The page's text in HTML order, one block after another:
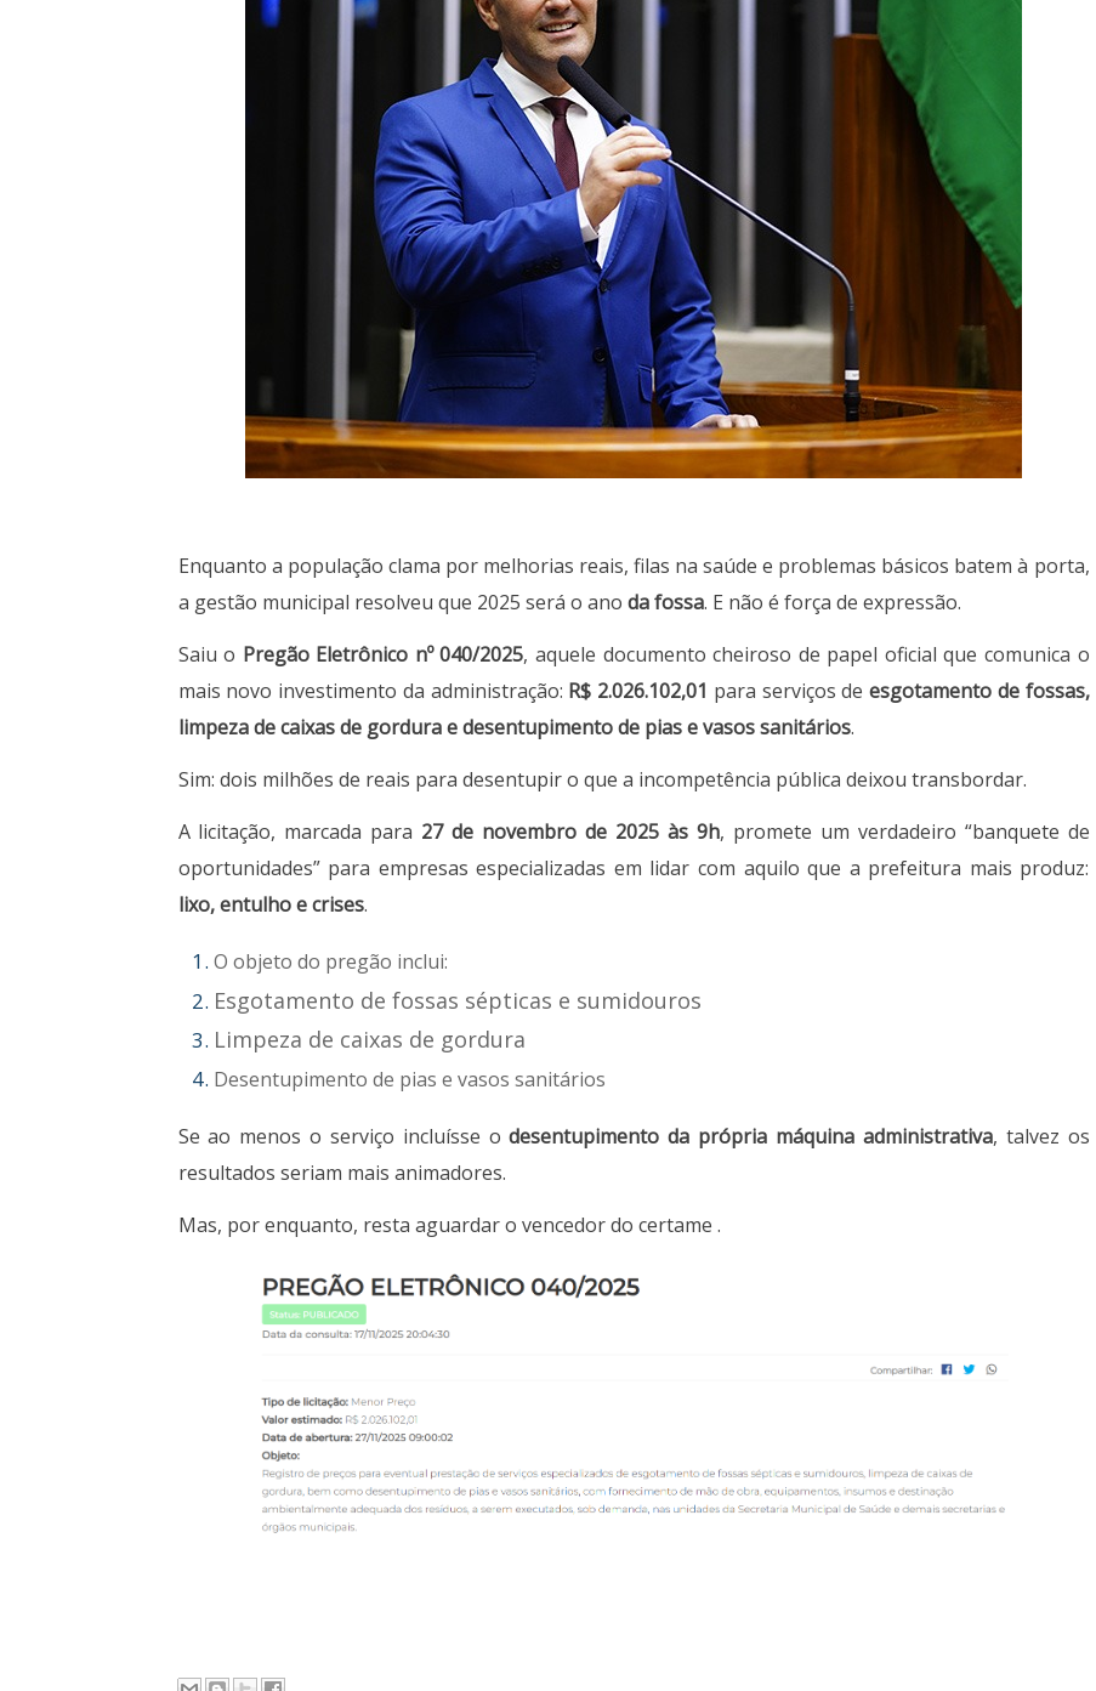
Enquanto a população clama por melhorias reais, filas na saúde e problemas básicos batem à porta,
a gestão municipal resolveu que 2025 será o ano da fossa. E não é força de expressão.
Saiu o Pregão Eletrônico nº 040/2025, aquele documento cheiroso de papel oficial que comunica o
mais novo investimento da administração: R$ 2.026.102,01 para serviços de esgotamento de fossas,
limpeza de caixas de gordura e desentupimento de pias e vasos sanitários.
Sim: dois milhões de reais para desentupir o que a incompetência pública deixou transbordar.
A licitação, marcada para 27 de novembro de 2025 às 9h, promete um verdadeiro “banquete de
oportunidades” para empresas especializadas em lidar com aquilo que a prefeitura mais produz:
lixo, entulho e crises.
O objeto do pregão inclui:
Esgotamento de fossas sépticas e sumidouros
Limpeza de caixas de gordura
Desentupimento de pias e vasos sanitários
Se ao menos o serviço incluísse odesentupimento da própria máquina administrativa, talvez os
resultados seriam mais animadores.
Mas, por enquanto, resta aguardar o vencedor do certame .